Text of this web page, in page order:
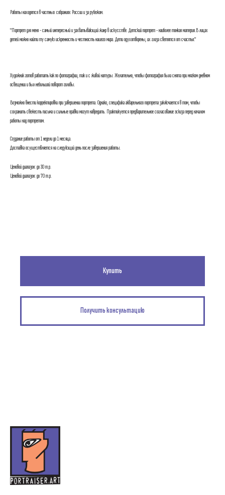
Работы находятся в частных собраниях России и за рубежом.
"Портрет для меня - самый интересный и захватывающий жанр в искусстве. Детский портрет - наиболее тонкая материя.В лицах
детей можно найти ту самую искренность и честность нашего мира. Дети одухотворены, их глаза светятся от счастья."
Художник готов работать как по фотографии, так и с живой натуры. Желательно, чтобы фотография была снята при мягком дневном
освещении и был небольшой поворот головы.
Возможно внести корректировки при завершении портрета. Однако, специфика акварельного портрета заключается в том, чтобы
сохранить свежесть письма и сильные правки могут навредить. Практикуется предварительное согласование эскиза перед началом
работы над портретом.
Создание работы от 1 недели до 1 месяца.
Доставка осуществляется на следующий день после завершения работы.
Ценовой диапазон: до 30 т.р.
Ценовой диапазон: до 70 т.р.
Купить
Получить консультацию